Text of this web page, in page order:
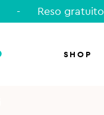
- Reso gratuito
SHOP